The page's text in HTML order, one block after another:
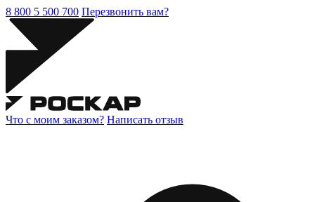
8 800 5 500 700 Перезвонить вам?
Что с моим заказом? Написать отзыв